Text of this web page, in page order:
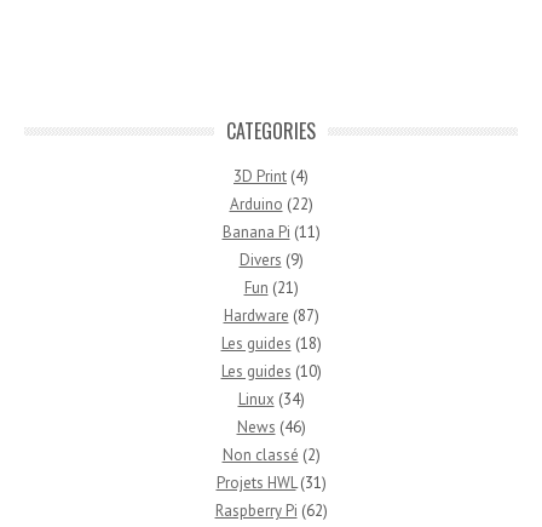
CATEGORIES
3D Print (4)
Arduino (22)
Banana Pi (11)
Divers (9)
Fun (21)
Hardware (87)
Les guides (18)
Les guides (10)
Linux (34)
News (46)
Non classé (2)
Projets HWL(31)
Raspberry Pi (62)